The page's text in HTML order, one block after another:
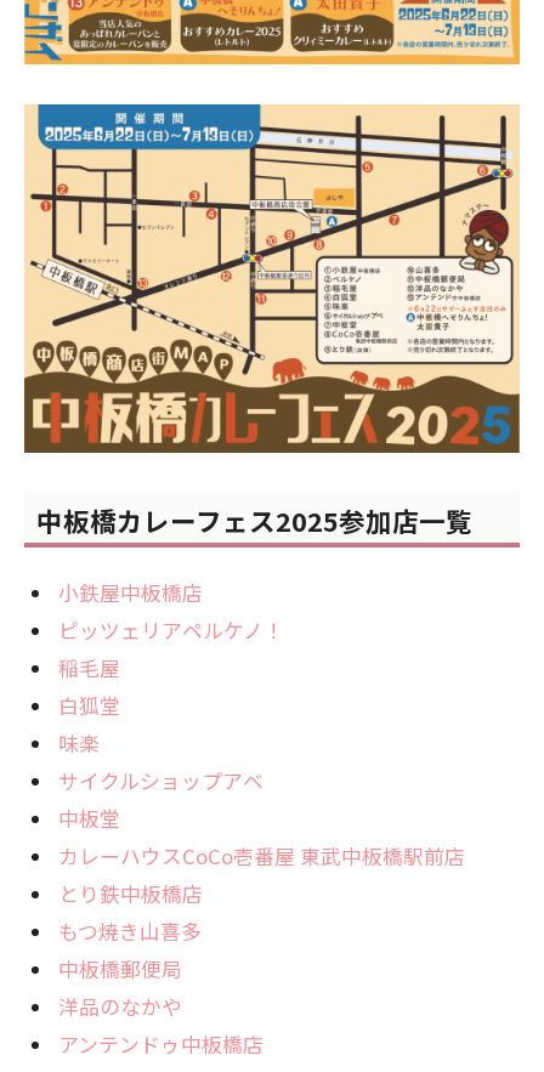
中板橋カレーフェス2025参加店一覧
小鉄屋中板橋店
ピッツェリアペルケノ！
稲毛屋
白狐堂
味楽
サイクルショップアベ
中板堂
カレーハウスCoCo壱番屋 東武中板橋駅前店
とり鉄中板橋店
もつ焼き山喜多
中板橋郵便局
洋品のなかや
アンテンドゥ中板橋店